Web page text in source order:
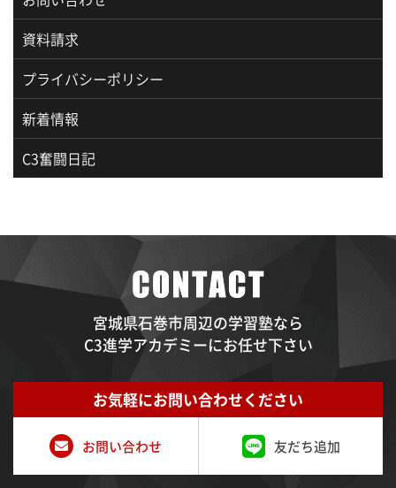
資料請求
プライバシーポリシー
新着情報
C3奮闘日記
宮城県石巻市周辺の学習塾なら
C3進学アカデミーにお任せ下さい
お気軽にお問い合わせください
お問い合わせ 友だち追加